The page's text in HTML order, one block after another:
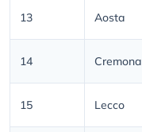
13 Aosta
14 Cremona
15 Lecco